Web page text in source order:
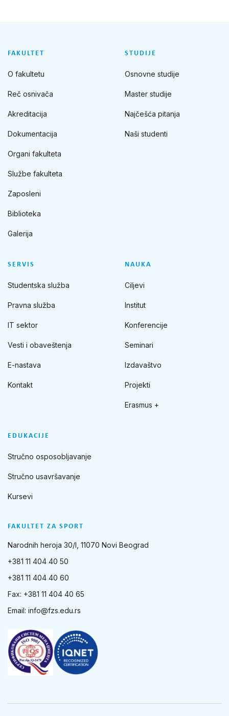
FAKULTET ZA SPORT
Narodnih heroja 30/I, 11070 Novi Beograd
+381 11 404 40 50
+381 11 404 40 60
Fax: +381 11 404 40 65
Email: info@fzs.edu.rs
FAKULTET
O fakultetu
Reč osnivača
Akreditacija
Dokumentacija
Organi fakulteta
Službe fakulteta
Zaposleni
Biblioteka
Galerija
STUDIJE
Osnovne studije
Master studije
Najčešća pitanja
Naši studenti
SERVIS
Studentska služba
Pravna služba
IT sektor
Vesti i obaveštenja
E-nastava
Kontakt
NAUKA
Ciljevi
Institut
Konferencije
Seminari
Izdavaštvo
Projekti
Erasmus +
EDUKACIJE
Stručno osposobljavanje
Stručno usavršavanje
Kursevi